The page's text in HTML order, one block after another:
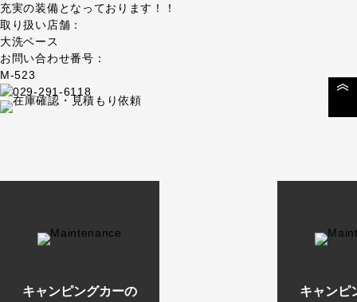
充実の装備となっております！！
取り扱い店舗：
大洗ベース
お問い合わせ番号：
M-523
キャンピングカーの
キャンピ